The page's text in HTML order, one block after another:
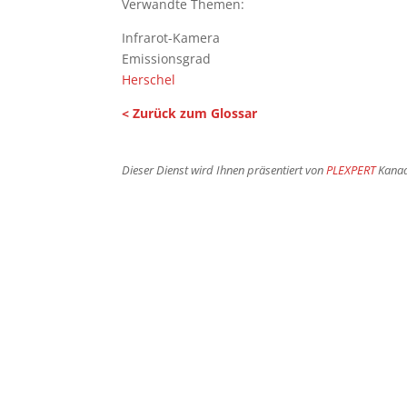
Verwandte Themen:
Infrarot-Kamera
Emissionsgrad
Herschel
< Zurück zum Glossar
Dieser Dienst wird Ihnen präsentiert vonPLEXPERT